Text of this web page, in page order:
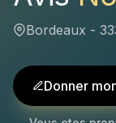
Bordeaux -
Donner